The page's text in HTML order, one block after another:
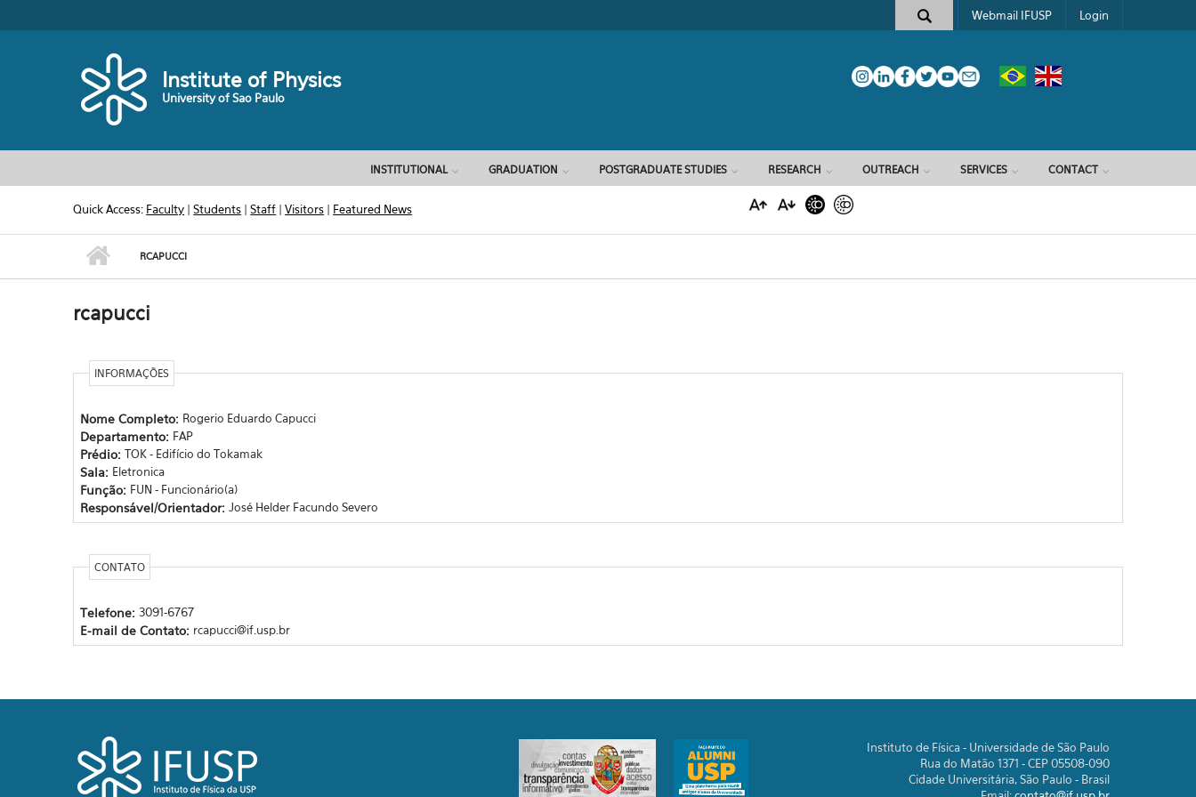
Search form
Webmail IFUSP Login
Institute of Physics
University of Sao Paulo
INSTITUTIONAL GRADUATION POSTGRADUATE STUDIES RESEARCH OUTREACH SERVICES CONTACT
Quick Access: Faculty |Students |Staff |Visitors | Featured News
RCAPUCCI
rcapucci
INFORMAÇÕES
Nome Completo: Rogerio Eduardo Capucci
Departamento: FAP
Prédio: TOK - Edifício do Tokamak
Sala: Eletronica
Função: FUN - Funcionário(a)
Responsável/Orientador: José Helder Facundo Severo
CONTATO
Telefone: 3091-6767
E-mail de Contato: rcapucci@if.usp.br
Instituto de Física - Universidade de São Paulo
Rua do Matão 1371 - CEP 05508-090
Cidade Universitária, São Paulo - Brasil